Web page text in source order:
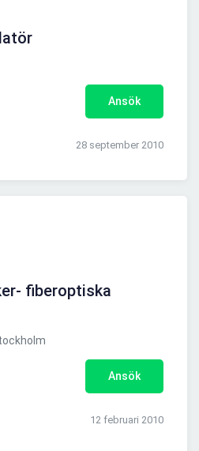
Ansök
28 september 2010
fiberoptiska
Ansök
12 februari 2010